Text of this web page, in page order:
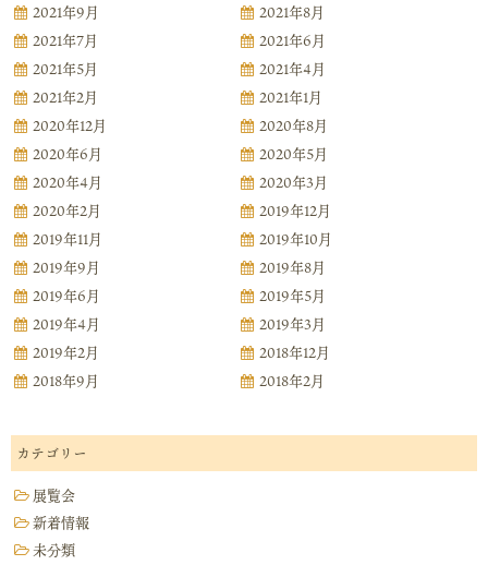
2021年9月
2021年8月
2021年7月
2021年6月
2021年5月
2021年4月
2021年2月
2021年1月
2020年12月
2020年8月
2020年6月
2020年5月
2020年4月
2020年3月
2020年2月
2019年12月
2019年11月
2019年10月
2019年9月
2019年8月
2019年6月
2019年5月
2019年4月
2019年3月
2019年2月
2018年12月
2018年9月
2018年2月
カテゴリー
展覧会
新着情報
未分類